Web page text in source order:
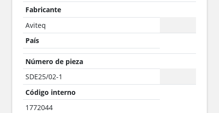
Fabricante
Aviteq
País
Número de pieza
SDE25/02-1
Código interno
1772044